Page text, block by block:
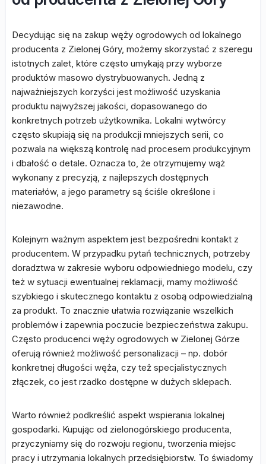
Decydując się na zakup węży ogrodowych od lokalnego
producenta z Zielonej Góry, możemy skorzystać z szeregu
istotnych zalet, które często umykają przy wyborze
produktów masowo dystrybuowanych. Jedną z
najważniejszych korzyści jest możliwość uzyskania
produktu najwyższej jakości, dopasowanego do
konkretnych potrzeb użytkownika. Lokalni wytwórcy
często skupiają się na produkcji mniejszych serii, co
pozwala na większą kontrolę nad procesem produkcyjnym
i dbałość o detale. Oznacza to, że otrzymujemy wąż
wykonany z precyzją, z najlepszych dostępnych
materiałów, a jego parametry są ściśle określone i
niezawodne.
Kolejnym ważnym aspektem jest bezpośredni kontakt z
producentem. W przypadku pytań technicznych, potrzeby
doradztwa w zakresie wyboru odpowiedniego modelu, czy
też w sytuacji ewentualnej reklamacji, mamy możliwość
szybkiego i skutecznego kontaktu z osobą odpowiedzialną
za produkt. To znacznie ułatwia rozwiązanie wszelkich
problemów i zapewnia poczucie bezpieczeństwa zakupu.
Często producenci węży ogrodowych w Zielonej Górze
oferują również możliwość personalizacji – np. dobór
konkretnej długości węża, czy też specjalistycznych
złączek, co jest rzadko dostępne w dużych sklepach.
Warto również podkreślić aspekt wspierania lokalnej
gospodarki. Kupując od zielonogórskiego producenta,
przyczyniamy się do rozwoju regionu, tworzenia miejsc
pracy i utrzymania lokalnych przedsiębiorstw. To świadomy